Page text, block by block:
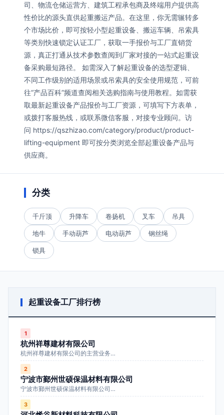
司、物流仓储运营方、建筑工程承包商及终端用户提供高
性价比的源头直供起重搬运产品。在这里，你无需辗转多
个市场比价，即可按轻小型起重设备、搬运车辆、吊索具
等类别快速锁定认证工厂，获取一手报价与工厂直销货
源，真正打通从技术参数查阅到厂家对接的一站式起重设
备采购最短路径。 如需深入了解起重设备的选型逻辑、
不同工作级别的适用场景或吊索具的安全使用规范，可前
往“产品百科”频道查阅相关选购指南与使用教程。如需获
取最新起重设备产品报价与工厂资源，可填写下方表单，
或拨打客服热线，或联系微信客服，对接专业顾问。访
问 https://qszhizao.com/category/product/product-
lifting-equipment 即可按分类浏览全部起重设备产品与
供应商。
分类
千斤顶 升降车 卷扬机 叉车 吊具
地牛 手动葫芦 电动葫芦 钢丝绳
锁具
起重设备工厂排行榜
1
杭州祥尊建材有限公司
杭州祥尊建材有限公司的主营业务…
2
宁波市鄞州世硕保温材料有限公司
宁波市鄞州世硕保温材料有限公司…
3